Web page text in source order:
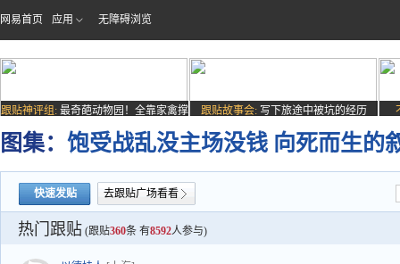
网易首页 应用 无障碍浏览
跟贴神评组: 最奇葩动物园！全靠家禽撑
场子
跟贴故事会: 写下旅途中被坑的经历
图集： 饱受战乱没主场没钱 向死而生的
快速发贴 去跟贴广场看看
热门跟贴 (跟贴360条 有8592人参与)